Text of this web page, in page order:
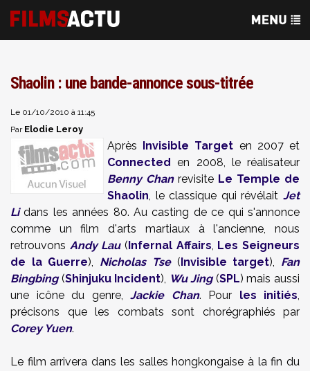
Shaolin : une bande-annonce sous-titrée
Le 01/10/2010 à 11:45
Par Elodie Leroy
Après Invisible Target en 2007 et
Connected en 2008, le réalisateur
Benny Chanrevisite Le Temple de
Shaolin, le classique qui révélait Jet
Lidans les années 80. Au casting de ce qui s'annonce
comme un film d'arts martiaux à l'ancienne, nous
retrouvons Andy Lau(Infernal Affairs, Les Seigneurs
de la Guerre), Nicholas Tse(Invisible target), Fan
Bingbing(Shinjuku Incident), Wu Jing(SPL) mais aussi
une icône du genre, Jackie Chan. Pour les initiés,
précisons que les combats sont chorégraphiés par
Corey Yuen.
Le film arrivera dans les salles hongkongaise à la fin du